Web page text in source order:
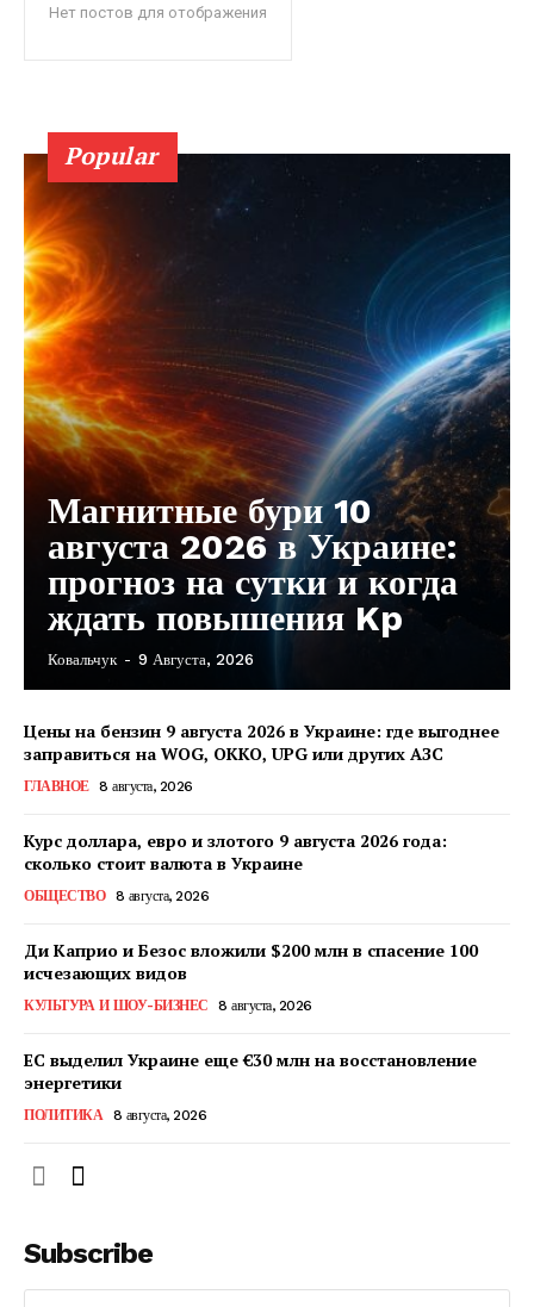
КавПолит
Нет постов для отображения
Popular
Магнитные бури 10
августа 2026 в Украине:
прогноз на сутки и когда
ждать повышения Kp
Ковальчук - 9 Августа, 2026
Цены на бензин 9 августа 2026 в Украине: где выгоднее
заправиться на WOG, OKKO, UPG или других АЗС
ГЛАВНОЕ 8 августа, 2026
Курс доллара, евро и злотого 9 августа 2026 года:
сколько стоит валюта в Украине
ОБЩЕСТВО 8 августа, 2026
Ди Каприо и Безос вложили $200 млн в спасение 100
исчезающих видов
КУЛЬТУРА И ШОУ-БИЗНЕС 8 августа, 2026
ЕС выделил Украине еще €30 млн на восстановление
энергетики
ПОЛИТИКА 8 августа, 2026
Subscribe